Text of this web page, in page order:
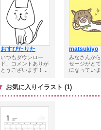
おすぴたりた
いつもダウンロー
ド、コメントありが
とうございます！...
matsukiyo
みなさんか
セージがと
になっていま
お気に入りイラスト (1)